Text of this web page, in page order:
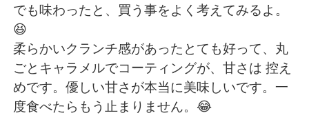
English 简体中文
繁體中文 Español
العربية Français
でも味わったと、買う事をよく考えてみるよ。
😆
柔らかいクランチ感があったとても好って、丸
ごとキャラメルでコーティングが、甘さは 控え
めです。優しい甘さが本当に美味しいです。一
度食べたらもう止まりません。😂